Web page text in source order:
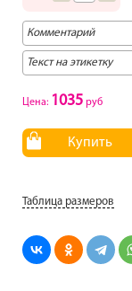
Цена: 1035 руб
Купить
Таблица размеров